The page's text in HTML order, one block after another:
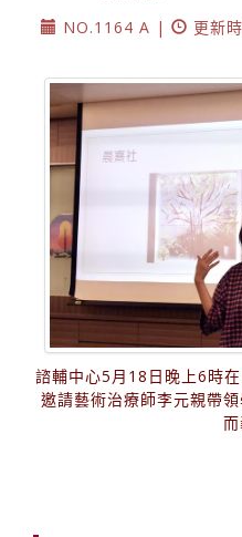
NO.1164 A |
更新
諮輔中心5月18日晚上6時
邀請藝術治療師李元親帶
而